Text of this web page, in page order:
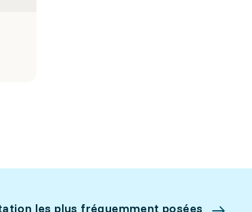
les plus fréquemment posées